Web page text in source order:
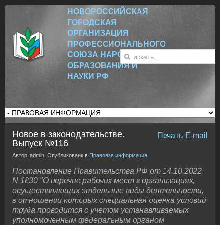
НОВОРОССИЙСКАЯ
ГОРОДСКАЯ
ОРГАНИЗАЦИЯ
ПРОФЕССИОНАЛЬНОГО
СОЮЗА НАРОДНОГО
ОБРАЗОВАНИЯ И
НАУКИ РФ
E-mail
Печать
Новое в законодательстве.
Выпуск №116
Автор: admin. Опубликовано в Правовая информация
Постановление Правительства РФ от 14.10.2022
N 1830 "О перечне рабочих мест в организациях,
осуществляющих отдельные виды деятельности,
в отношении которых специальная оценка условий
труда проводится с учетом устанавливаемых
уполномоченным федеральным органом